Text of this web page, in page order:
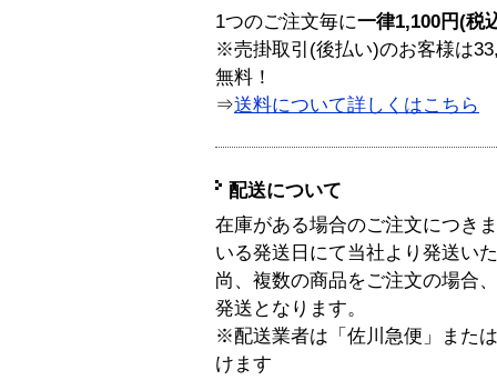
1つのご注文毎に一律1,100円(税
※売掛取引(後払い)のお客様は
無料！
⇒送料について詳しくはこちら
配送について
在庫がある場合のご注文につき
いる発送日にて当社より発送い
尚、複数の商品をご注文の場合
発送となります。
※配送業者は「佐川急便」また
けます